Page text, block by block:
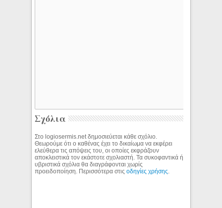
Σχόλια
Στο logiosermis.net δημοσιεύεται κάθε σχόλιο.
Θεωρούμε ότι ο καθένας έχει το δικαίωμα να εκφέρει
ελεύθερα τις απόψεις του, οι οποίες εκφράζουν
αποκλειστικά τον εκάστοτε σχολιαστή. Τα συκοφαντικά ή
υβριστικά σχόλια θα διαγράφονται χωρίς
προειδοποίηση. Περισσότερα στιςοδηγίες χρήσης.